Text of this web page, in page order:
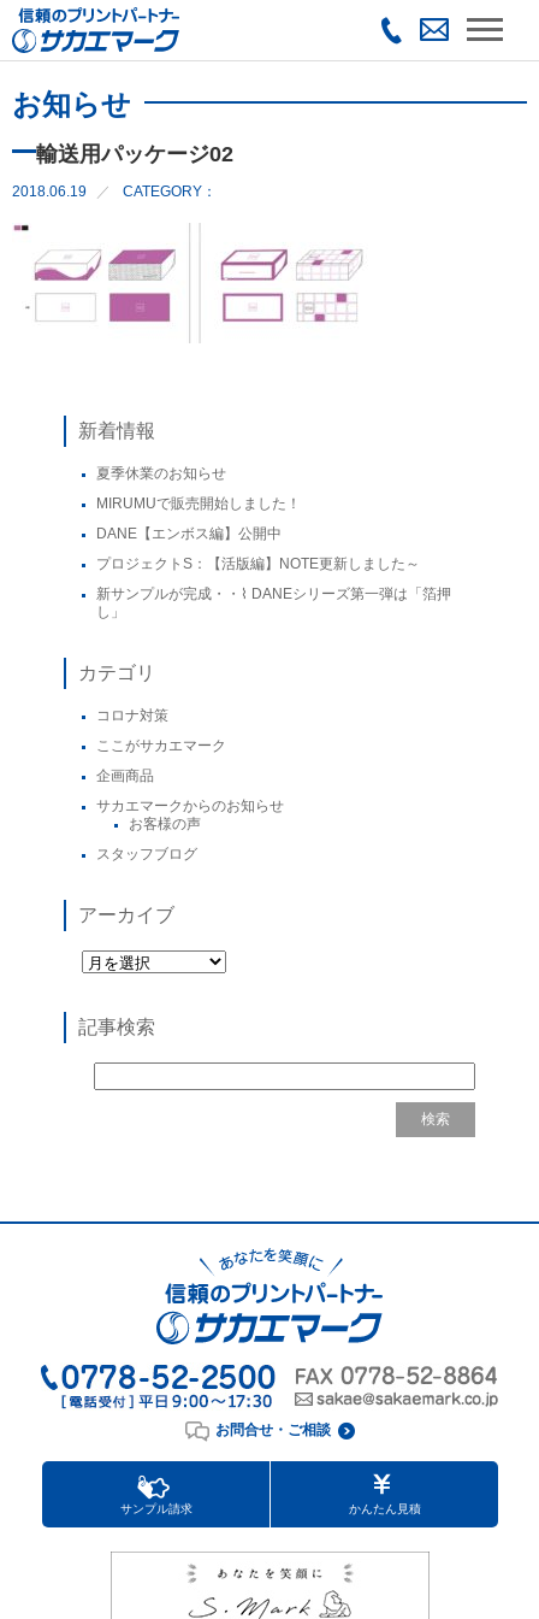
お知らせ
輸送用パッケージ02
2018.06.19 CATEGORY：
新着情報
夏季休業のお知らせ
MIRUMUで販売開始しました！
DANE【エンボス編】公開中
プロジェクトS：【活版編】NOTE更新しました～
新サンプルが完成・・⌇ DANEシリーズ第一弾は「箔押
し」
カテゴリ
コロナ対策
ここがサカエマーク
企画商品
サカエマークからのお知らせ
お客様の声
スタッフブログ
アーカイブ
記事検索
お問合せ・ご相談
サンプル請求 かんたん見積